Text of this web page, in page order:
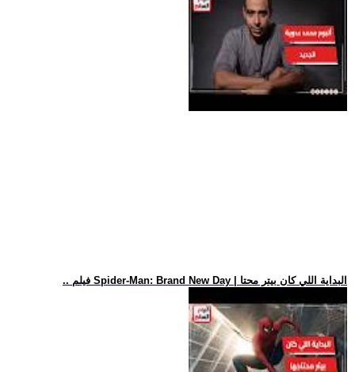
.. فيلم Spider-Man: Brand New Day | البداية اللي كان بيتر محتا